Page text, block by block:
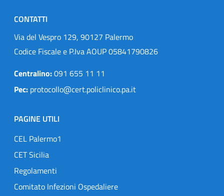
CONTATTI
Via del Vespro 129, 90127 Palermo
Codice Fiscale e P.Iva AOUP 05841790826
Centralino:091 655 11 11
Pec: protocollo@cert.policlinico.pa.it
PAGINE UTILI
CEL Palermo1
CET Sicilia
Regolamenti
Comitato Infezioni Ospedaliere